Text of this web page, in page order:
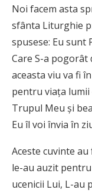
Noi facem asta
sfânta Liturghie
spusese: Eu sunt
Care S-a pogorât
aceasta viu va fi
pentru viaţa lumii
Trupul Meu şi
Eu îl voi învia în
Aceste cuvinte
le-au auzit
ucenicii Lui, L-au